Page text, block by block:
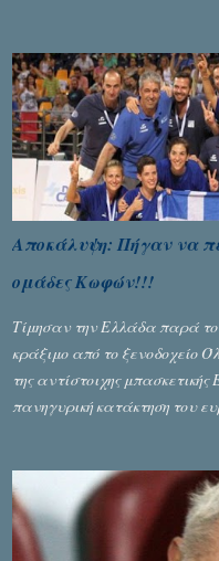
Αποκάλυψη: Πήγαν να
ομάδες Κωφών!!!
Τίμησαν την Ελλάδα παρά το
κράξιμο από το ξενοδοχείο
της αντίστοιχης
πανηγυρική κατάκτηση του
Ζέρβα με την πορεία τους που
τελικό επί της Λιθουανίας,
δυσάρεστα...